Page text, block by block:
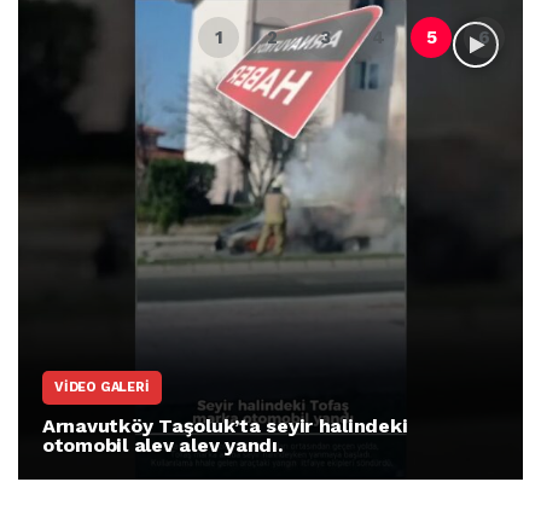
VIDEO GALERI
Arnavutköy Taşoluk’ta seyir halindeki
otomobil alev alev yandı.